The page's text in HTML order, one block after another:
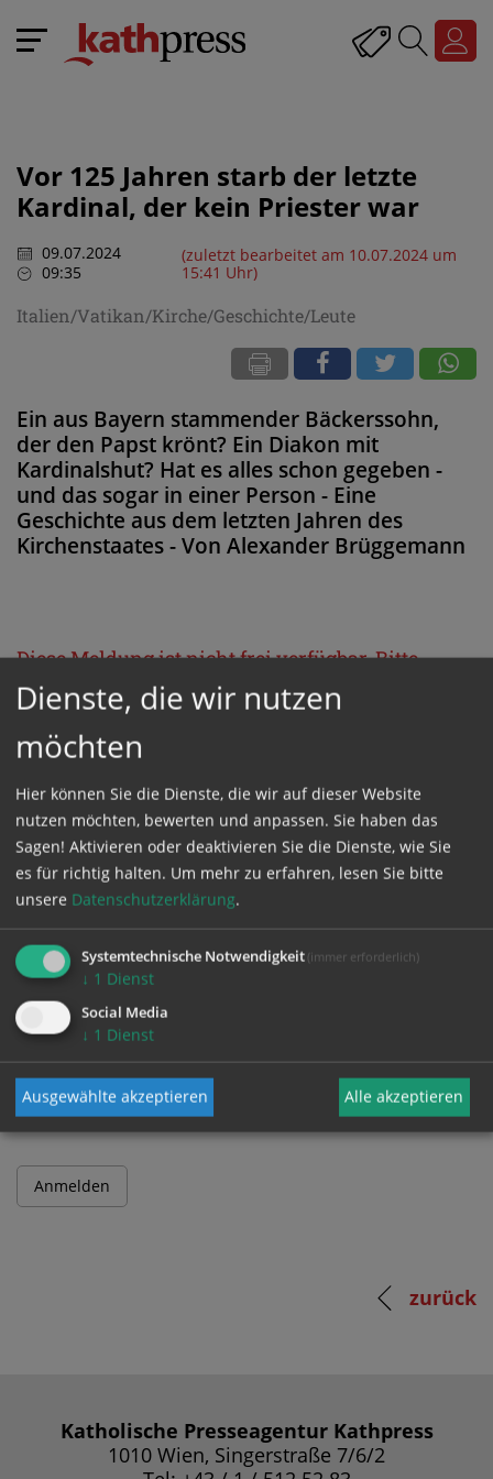
Vor 125 Jahren starb der letzte
Kardinal, der kein Priester war
09.07.2024
09:35
(zuletzt bearbeitet am 10.07.2024 um
15:41 Uhr)
Italien/Vatikan/Kirche/Geschichte/Leute
Ein aus Bayern stammender Bäckerssohn,
der den Papst krönt? Ein Diakon mit
Kardinalshut? Hat es alles schon gegeben -
und das sogar in einer Person - Eine
Geschichte aus dem letzten Jahren des
Kirchenstaates - Von Alexander Brüggemann
Diese Meldung ist nicht frei verfügbar. Bitte
loggen Sie sich ein, oder bestellen Sie das
GESCHÜTZTER BEREICH
Bitte melden Sie sich mit Ihrem Benutzernamen
und Passwort an.
Benutzername
Passwort
zurück
Katholische Presseagentur Kathpress
1010 Wien, Singerstraße 7/6/2
Dienste, die wir nutzen
möchten
Hier können Sie die Dienste, die wir auf dieser Website
nutzen möchten, bewerten und anpassen. Sie haben das
Sagen! Aktivieren oder deaktivieren Sie die Dienste, wie Sie
es für richtig halten. Um mehr zu erfahren, lesen Sie bitte
unsere Datenschutzerklärung.
Systemtechnische Notwendigkeit (immer erforderlich)
↓ 1 Dienst
Social Media
↓ 1 Dienst
Ausgewählte akzeptieren Alle akzeptieren